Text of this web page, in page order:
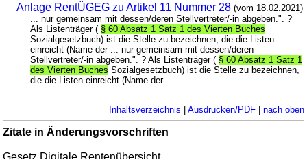
Anlage RentÜGEG zu Artikel 11 Nummer 28 (vom 18.02.2021)
... nur gemeinsam mit dessen/deren Stellvertreter/-in abgeben.". ?
Als Listenträger ( § 60 Absatz 1 Satz 1 des Vierten Buches
Sozialgesetzbuch) ist die Stelle zu bezeichnen, die die Listen
einreicht (Name der ... nur gemeinsam mit dessen/deren
Stellvertreter/-in abgeben.". ? Als Listenträger ( § 60 Absatz 1 Satz 1
des Vierten Buches Sozialgesetzbuch) ist die Stelle zu bezeichnen,
die die Listen einreicht (Name der ...
Inhaltsverzeichnis | Ausdrucken/PDF| nach oben
Zitate in Änderungsvorschriften
Gesetz Digitale Rentenübersicht